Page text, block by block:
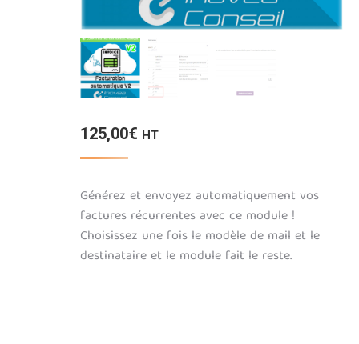
125,00€ HT
Générez et envoyez automatiquement vos
factures récurrentes avec ce module !
Choisissez une fois le modèle de mail et le
destinataire et le module fait le reste.